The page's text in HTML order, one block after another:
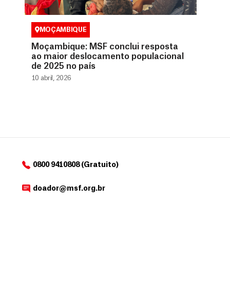
MOÇAMBIQUE
Moçambique: MSF conclui resposta
ao maior deslocamento populacional
de 2025 no país
10 abril, 2026
0800 9410808 (Gratuito)
doador@msf.org.br